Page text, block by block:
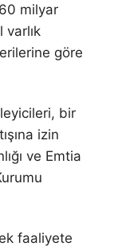
milyar
varlık
göre
bir
izin
ve Emtia
faaliyete